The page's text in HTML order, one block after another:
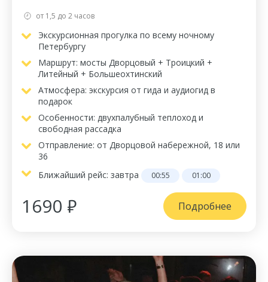
от 1,5 до 2 часов
Экскурсионная прогулка по всему ночному
Петербургу
Маршрут: мосты Дворцовый + Троицкий +
Литейный + Большеохтинский
Атмосфера: экскурсия от гида и аудиогид в
подарок
Особенности: двухпалубный теплоход и
свободная рассадка
Отправление: от Дворцовой набережной, 18 или
36
Ближайший рейс: завтра 00:55 01:00
1690 ₽ Подробнее